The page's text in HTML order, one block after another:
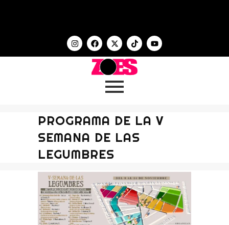
PROGRAMA DE LA V
SEMANA DE LAS
LEGUMBRES